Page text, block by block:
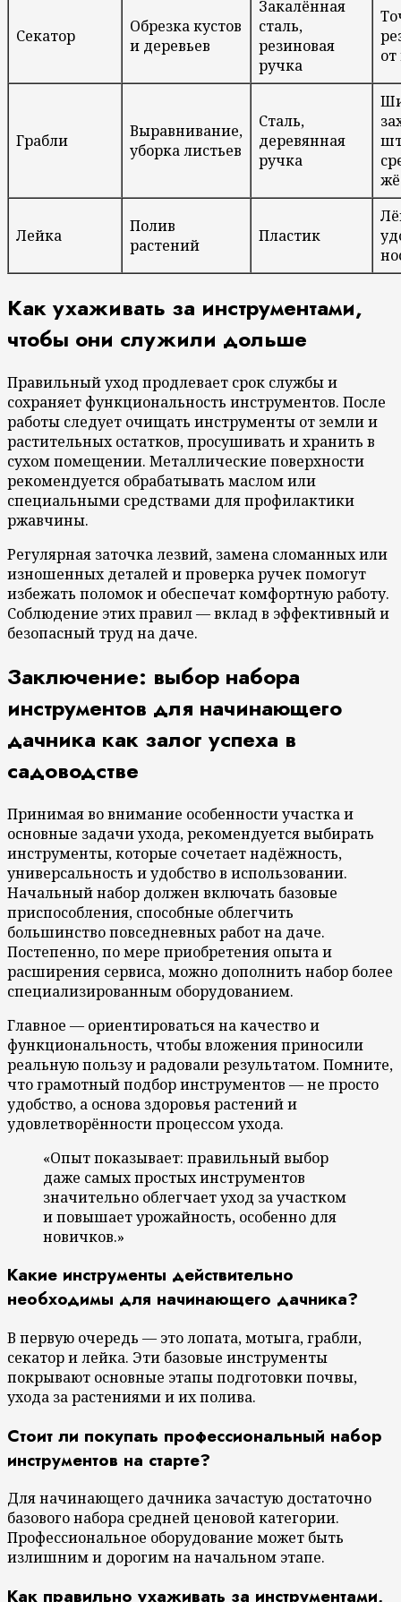
Секатор
Обрезка кустов
и деревьев
Закалённая
сталь,
резиновая
ручка
Грабли
Выравнивание,
уборка листьев
Сталь,
деревянная
ручка
Лейка
Полив
растений
Пластик
Как ухаживать за инструментами,
чтобы они служили дольше
Правильный уход продлевает срок службы и
сохраняет функциональность инструментов. После
работы следует очищать инструменты от земли и
растительных остатков, просушивать и хранить в
сухом помещении. Металлические поверхности
рекомендуется обрабатывать маслом или
специальными средствами для профилактики
ржавчины.
Регулярная заточка лезвий, замена сломанных или
изношенных деталей и проверка ручек помогут
избежать поломок и обеспечат комфортную работу.
Соблюдение этих правил — вклад в эффективный и
безопасный труд на даче.
Заключение: выбор набора
инструментов для начинающего
дачника как залог успеха в
садоводстве
Принимая во внимание особенности участка и
основные задачи ухода, рекомендуется выбирать
инструменты, которые сочетает надёжность,
универсальность и удобство в использовании.
Начальный набор должен включать базовые
приспособления, способные облегчить
большинство повседневных работ на даче.
Постепенно, по мере приобретения опыта и
расширения сервиса, можно дополнить набор более
специализированным оборудованием.
Главное — ориентироваться на качество и
функциональность, чтобы вложения приносили
реальную пользу и радовали результатом. Помните,
что грамотный подбор инструментов — не просто
удобство, а основа здоровья растений и
удовлетворённости процессом ухода.
«Опыт показывает: правильный выбор
даже самых простых инструментов
значительно облегчает уход за участком
и повышает урожайность, особенно для
новичков.»
Какие инструменты действительно
необходимы для начинающего дачника?
В первую очередь — это лопата, мотыга, грабли,
секатор и лейка. Эти базовые инструменты
покрывают основные этапы подготовки почвы,
ухода за растениями и их полива.
Стоит ли покупать профессиональный набор
инструментов на старте?
Для начинающего дачника зачастую достаточно
базового набора средней ценовой категории.
Профессиональное оборудование может быть
излишним и дорогим на начальном этапе.
Как правильно ухаживать за инструментами,